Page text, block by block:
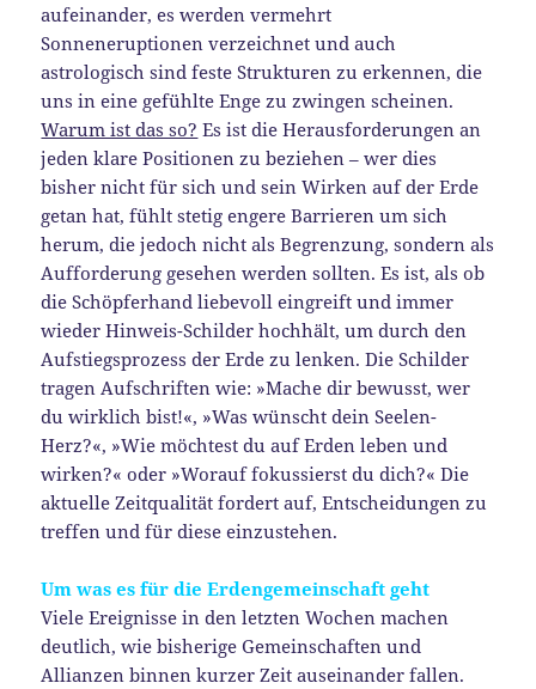
aufeinander, es werden vermehrt
Sonneneruptionen verzeichnet und auch
astrologisch sind feste Strukturen zu erkennen, die
uns in eine gefühlte Enge zu zwingen scheinen.
Warum ist das so? Es ist die Herausforderungen an
jeden klare Positionen zu beziehen – wer dies
bisher nicht für sich und sein Wirken auf der Erde
getan hat, fühlt stetig engere Barrieren um sich
herum, die jedoch nicht als Begrenzung, sondern als
Aufforderung gesehen werden sollten. Es ist, als ob
die Schöpferhand liebevoll eingreift und immer
wieder Hinweis-Schilder hochhält, um durch den
Aufstiegsprozess der Erde zu lenken. Die Schilder
tragen Aufschriften wie: »Mache dir bewusst, wer
du wirklich bist!«, »Was wünscht dein Seelen-
Herz?«, »Wie möchtest du auf Erden leben und
wirken?« oder »Worauf fokussierst du dich?« Die
aktuelle Zeitqualität fordert auf, Entscheidungen zu
treffen und für diese einzustehen.
Um was es für die Erdengemeinschaft geht
Viele Ereignisse in den letzten Wochen machen
deutlich, wie bisherige Gemeinschaften und
Allianzen binnen kurzer Zeit auseinander fallen.